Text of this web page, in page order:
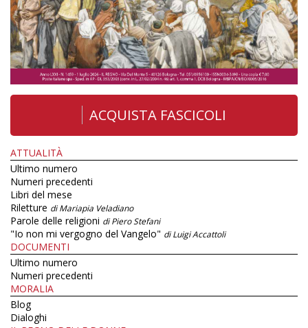
ACQUISTA FASCICOLI
ATTUALITÀ
Ultimo numero
Numeri precedenti
Libri del mese
Riletture di Mariapia Veladiano
Parole delle religioni di Piero Stefani
"Io non mi vergogno del Vangelo" di Luigi Accattoli
DOCUMENTI
Ultimo numero
Numeri precedenti
MORALIA
Blog
Dialoghi